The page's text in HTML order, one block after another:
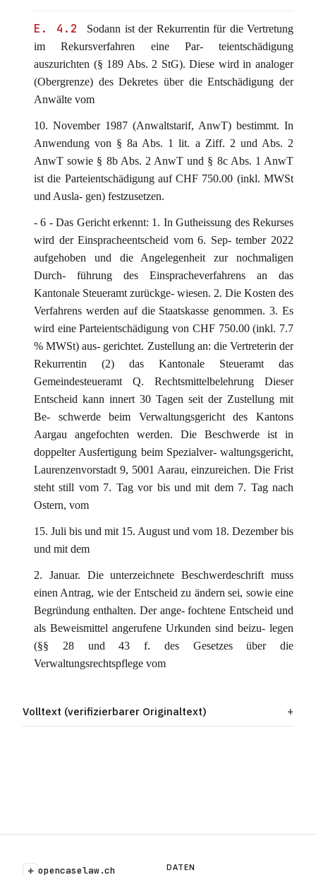
E. 4.2
Sodann ist der Rekurrentin für die Vertretung
im Rekursverfahren eine Par- teientschädigung
auszurichten (§ 189 Abs. 2 StG). Diese wird in analoger
(Obergrenze) des Dekretes über die Entschädigung der
Anwälte vom
10. November 1987 (Anwaltstarif, AnwT) bestimmt. In
Anwendung von § 8a Abs. 1 lit. a Ziff. 2 und Abs. 2
AnwT sowie § 8b Abs. 2 AnwT und § 8c Abs. 1 AnwT
ist die Parteientschädigung auf CHF 750.00 (inkl. MWSt
und Ausla- gen) festzusetzen.
- 6 - Das Gericht erkennt: 1. In Gutheissung des Rekurses
wird der Einspracheentscheid vom 6. Sep- tember 2022
aufgehoben und die Angelegenheit zur nochmaligen
Durch- führung des Einspracheverfahrens an das
Kantonale Steueramt zurückge- wiesen. 2. Die Kosten des
Verfahrens werden auf die Staatskasse genommen. 3. Es
wird eine Parteientschädigung von CHF 750.00 (inkl. 7.7
% MWSt) aus- gerichtet. Zustellung an: die Vertreterin der
Rekurrentin (2) das Kantonale Steueramt das
Gemeindesteueramt Q. Rechtsmittelbelehrung Dieser
Entscheid kann innert 30 Tagen seit der Zustellung mit
Be- schwerde beim Verwaltungsgericht des Kantons
Aargau angefochten werden. Die Beschwerde ist in
doppelter Ausfertigung beim Spezialver- waltungsgericht,
Laurenzenvorstadt 9, 5001 Aarau, einzureichen. Die Frist
steht still vom 7. Tag vor bis und mit dem 7. Tag nach
Ostern, vom
15. Juli bis und mit 15. August und vom 18. Dezember bis
und mit dem
2. Januar. Die unterzeichnete Beschwerdeschrift muss
einen Antrag, wie der Entscheid zu ändern sei, sowie eine
Begründung enthalten. Der ange- fochtene Entscheid und
als Beweismittel angerufene Urkunden sind beizu- legen
(§§ 28 und 43 f. des Gesetzes über die
Verwaltungsrechtspflege vom
Volltext (verifizierbarer Originaltext)
+ opencaselaw.ch DATEN